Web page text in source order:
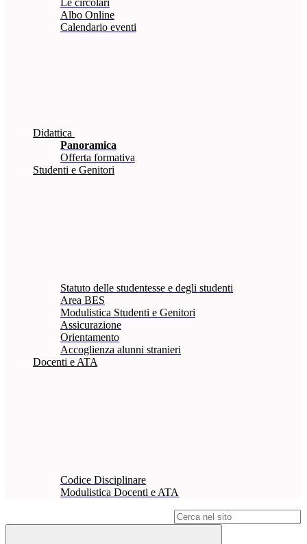
Le circolari
Albo Online
Calendario eventi
Didattica
Panoramica
Offerta formativa
Studenti e Genitori
Statuto delle studentesse e degli studenti
Area BES
Modulistica Studenti e Genitori
Assicurazione
Orientamento
Accoglienza alunni stranieri
Docenti e ATA
Codice Disciplinare
Modulistica Docenti e ATA